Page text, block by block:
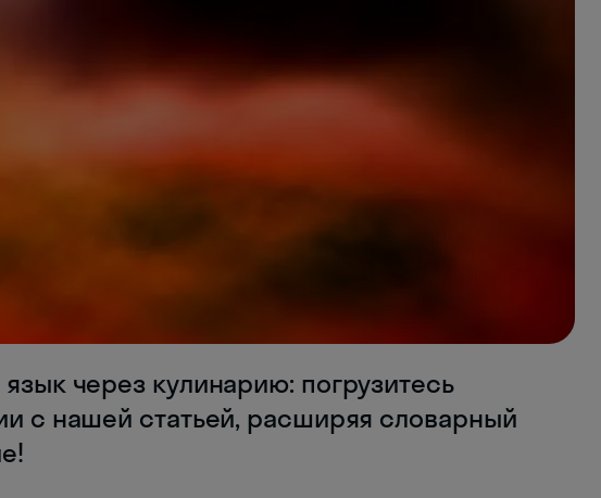
через кулинарию: погрузитесь
с нашей статьей, расширяя словарный